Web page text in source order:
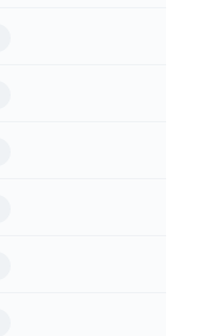
صناديق الاستثمار